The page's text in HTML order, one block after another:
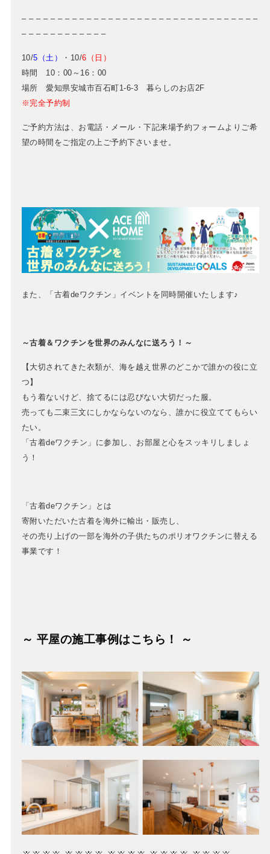
– – – – – – – – – – – – – – – – – – – – – – – – – – – – – – – – –
– – – – – – – – – – – –
10/5（土） ・10/6（日）
時間 10：00～16：00
場所 愛知県安城市百石町1-6-3 暮らしのお店2F
※完全予約制
ご予約方法は、お電話・メール・下記来場予約フォームよりご希
望の時間をご指定の上ご予約下さいませ。
また、「古着deワクチン」イベントを同時開催いたします♪
～古着＆ワクチンを世界のみんなに送ろう！～
【大切されてきた衣類が、海を越え世界のどこかで誰かの役に立
つ】
もう着ないけど、捨てるには忍びない大切だった服。
売っても二束三文にしかならないのなら、誰かに役立ててもらい
たい。
「古着deワクチン」に参加し、お部屋と心をスッキリしましょ
う！
「古着deワクチン」とは
寄附いただいた古着を海外に輸出・販売し、
その売り上げの一部を海外の子供たちのポリオワクチンに替える
事業です！
～ 平屋の施工事例はこちら！ ～